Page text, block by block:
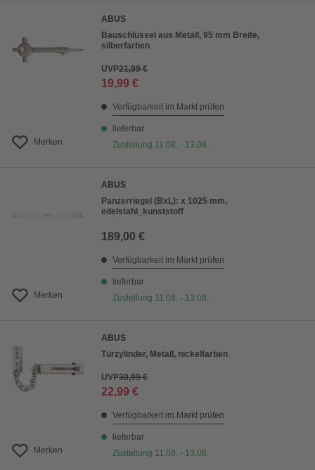
Merken
ABUS
Bauschlüssel aus Metall, 95 mm Breite,
silberfarben
UVP21,99 €
19,99 €
Verfügbarkeit im Markt prüfen
lieferbar
Zustellung 11.08. - 13.08.
Merken
ABUS
Panzerriegel (BxL): x 1025 mm,
edelstahl_kunststoff
189,00 €
Verfügbarkeit im Markt prüfen
lieferbar
Zustellung 11.08. - 13.08.
Merken
ABUS
Türzylinder, Metall, nickelfarben
UVP30,99 €
22,99 €
Verfügbarkeit im Markt prüfen
lieferbar
Zustellung 11.08. - 13.08.